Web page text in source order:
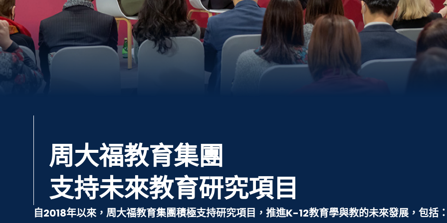
周大福教育集團
支持未來教育研究項目
自2018年以來，周大福教育集團積極支持研究項目，推進K-12教育學與教的未來發展，包括